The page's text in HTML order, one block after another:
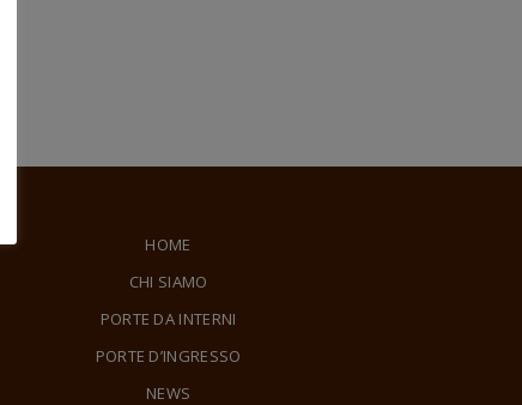
HOME
CHI SIAMO
PORTE DA INTERNI
PORTE D’INGRESSO
NEWS